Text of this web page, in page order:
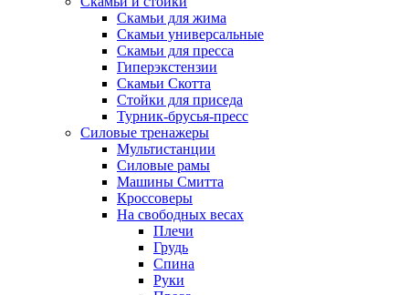
Скамьи для жима
Скамьи универсальные
Скамьи для пресса
Гиперэкстензии
Скамьи Скотта
Стойки для приседа
Турник-брусья-пресс
Силовые тренажеры
Мультистанции
Силовые рамы
Машины Смитта
Кроссоверы
На свободных весах
Плечи
Грудь
Спина
Руки